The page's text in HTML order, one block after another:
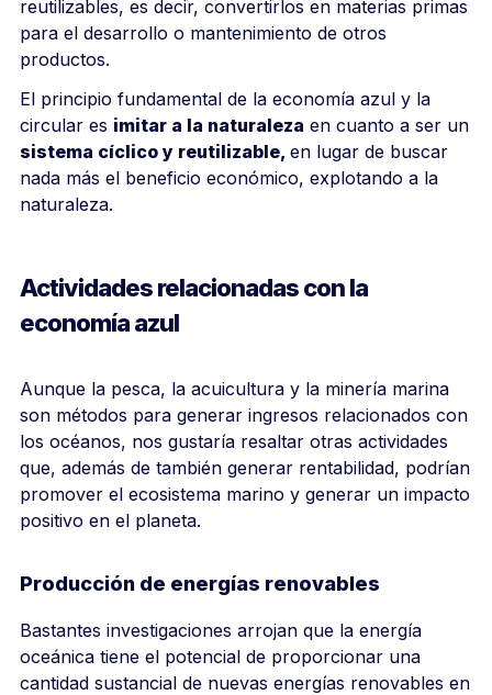
reutilizables, es decir, convertirlos en materias primas
para el desarrollo o mantenimiento de otros
productos.
El principio fundamental de la economía azul y la
circular es imitar a la naturaleza en cuanto a ser un
sistema cíclico y reutilizable, en lugar de buscar
nada más el beneficio económico, explotando a la
naturaleza.
Actividades relacionadas con la
economía azul
Aunque la pesca, la acuicultura y la minería marina
son métodos para generar ingresos relacionados con
los océanos, nos gustaría resaltar otras actividades
que, además de también generar rentabilidad, podrían
promover el ecosistema marino y generar un impacto
positivo en el planeta.
Producción de energías renovables
Bastantes investigaciones arrojan que la energía
oceánica tiene el potencial de proporcionar una
cantidad sustancial de nuevas energías renovables en